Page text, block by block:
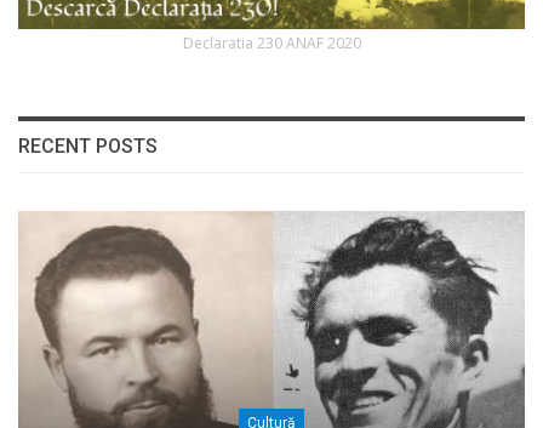
Declaratia 230 ANAF 2020
RECENT POSTS
Cultură